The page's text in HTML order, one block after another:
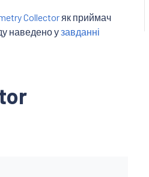
Collector як приймач
наведено узавданні